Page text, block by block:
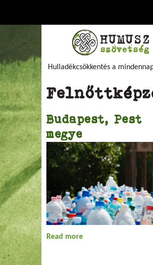
Hulladékcsökkentés a
Budapest, Pest
megye
Read more